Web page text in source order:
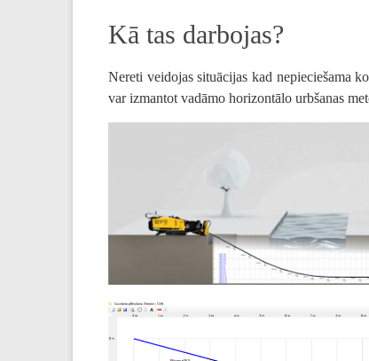
Kā tas darbojas?
Nereti veidojas situācijas kad nepieciešama
var izmantot vadāmo horizontālo urbšanas